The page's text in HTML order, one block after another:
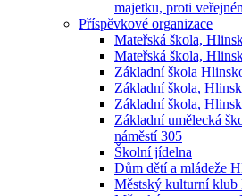
majetku, proti
Příspěvkové organizace
Mateřská škola,
Mateřská škola,
Základní škola
Základní škola,
Základní škola,
Základní umělecká
náměstí 305
Školní jídelna
Dům dětí a mládeže
Městský kulturní klub